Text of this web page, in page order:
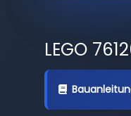
LEGO